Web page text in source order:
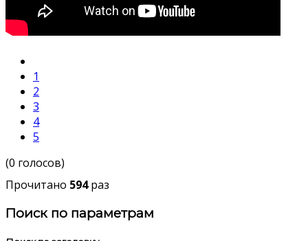
1
2
3
4
5
(0 голосов)
Прочитано 594раз
Поиск по параметрам